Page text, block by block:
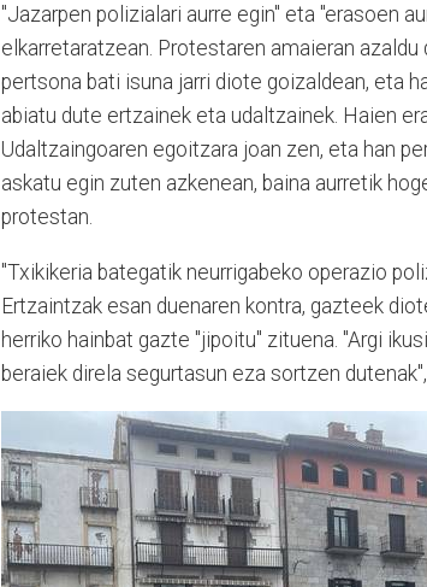
"Jazarpen polizialari aurre egin" eta "erasoen
elkarretaratzean. Protestaren amaieran
pertsona bati isuna jarri diote goizaldean, eta
abiatu dute ertzainek eta udaltzainek. Haien
Udaltzaingoaren egoitzara joan zen, eta han
askatu egin zuten azkenean, baina aurretik
protestan.
"Txikikeria bategatik neurrigabeko operazio
Ertzaintzak esan duenaren kontra, gazteek
herriko hainbat gazte "jipoitu" zituena. "Argi
beraiek direla segurtasun eza sortzen